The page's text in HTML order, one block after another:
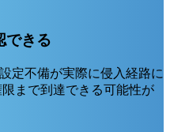
できる
定不備が実際に侵入経路に
まで到達できる可能性が